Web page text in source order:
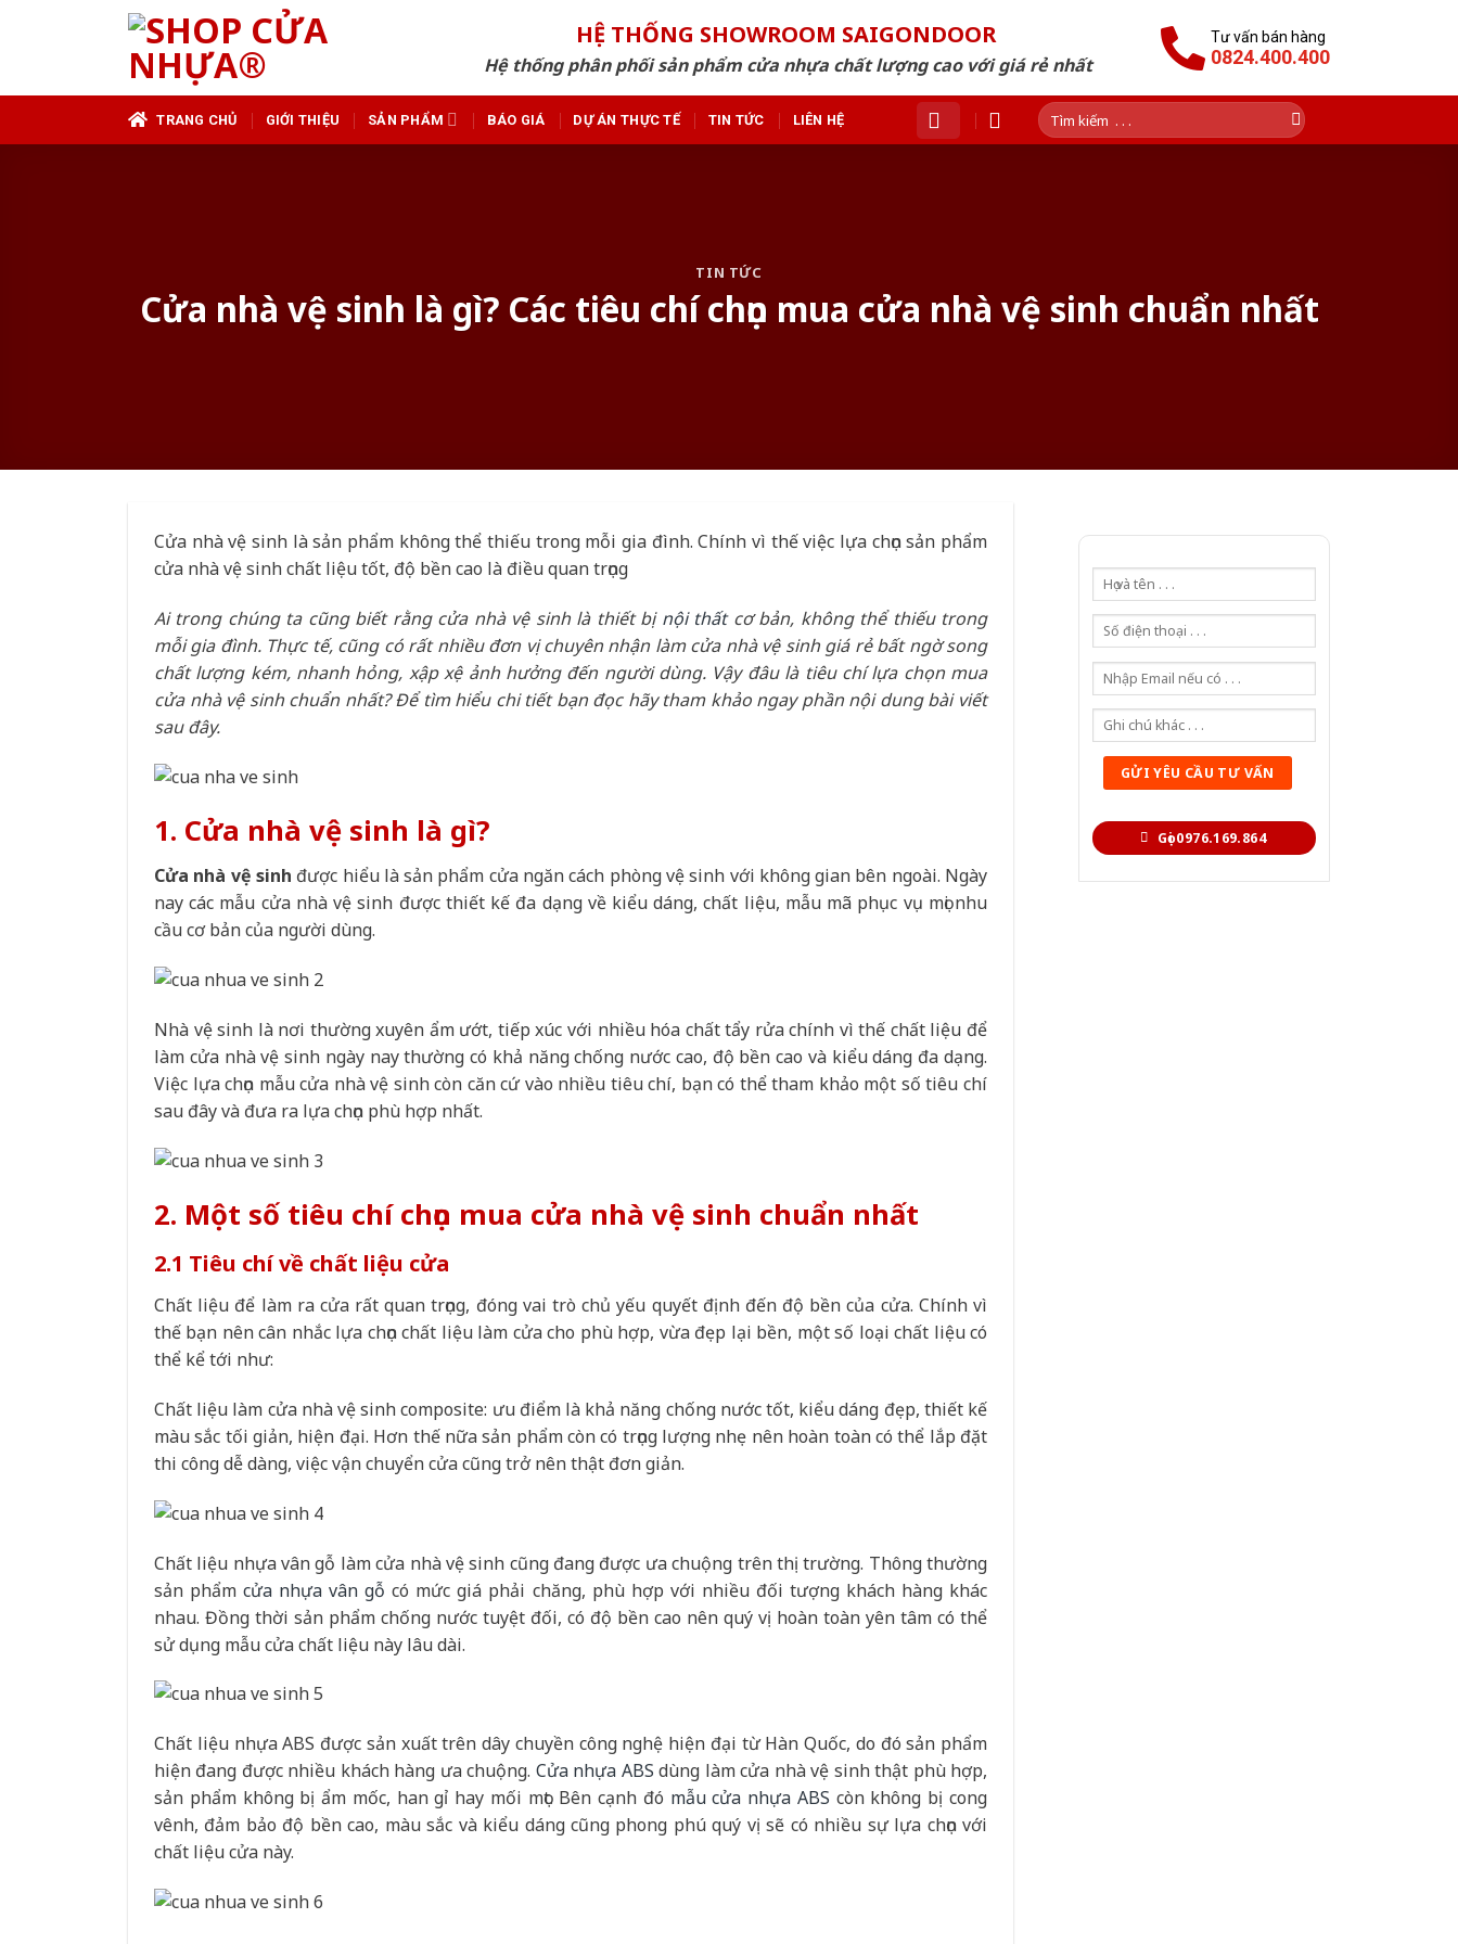
HỆ THỐNG SHOWROOM SAIGONDOOR
Hệ thống phân phối sản phẩm cửa nhựa chất lượng cao với giá rẻ nhất
Tư vấn bán hàng
0824.400.400
TRANG CHỦ GIỚI THIỆU SẢN PHẨM BÁO GIÁ DỰ ÁN THỰC TẾ TIN TỨC LIÊN HỆ
Tìm
kiếm:
TIN TỨC
Cửa nhà vệ sinh là gì? Các tiêu chí chọn mua cửa nhà vệ sinh chuẩn nhất
Cửa nhà vệ sinh là sản phẩm không thể thiếu trong mỗi gia đình. Chính vì thế việc lựa chọn sản phẩm
cửa nhà vệ sinh chất liệu tốt, độ bền cao là điều quan trọng
Ai trong chúng ta cũng biết rằng cửa nhà vệ sinh là thiết bị nội thấtcơ bản, không thể thiếu trong
mỗi gia đình. Thực tế, cũng có rất nhiều đơn vị chuyên nhận làm cửa nhà vệ sinh giá rẻ bất ngờ song
chất lượng kém, nhanh hỏng, xập xệ ảnh hưởng đến người dùng. Vậy đâu là tiêu chí lựa chọn mua
cửa nhà vệ sinh chuẩn nhất? Để tìm hiểu chi tiết bạn đọc hãy tham khảo ngay phần nội dung bài viết
sau đây.
1. Cửa nhà vệ sinh là gì?
Cửa nhà vệ sinh được hiểu là sản phẩm cửa ngăn cách phòng vệ sinh với không gian bên ngoài. Ngày
nay các mẫu cửa nhà vệ sinh được thiết kế đa dạng về kiểu dáng, chất liệu, mẫu mã phục vụ mọi nhu
cầu cơ bản của người dùng.
Nhà vệ sinh là nơi thường xuyên ẩm ướt, tiếp xúc với nhiều hóa chất tẩy rửa chính vì thế chất liệu để
làm cửa nhà vệ sinh ngày nay thường có khả năng chống nước cao, độ bền cao và kiểu dáng đa dạng.
Việc lựa chọn mẫu cửa nhà vệ sinh còn căn cứ vào nhiều tiêu chí, bạn có thể tham khảo một số tiêu chí
sau đây và đưa ra lựa chọn phù hợp nhất.
2. Một số tiêu chí chọn mua cửa nhà vệ sinh chuẩn nhất
2.1 Tiêu chí về chất liệu cửa
Chất liệu để làm ra cửa rất quan trọng, đóng vai trò chủ yếu quyết định đến độ bền của cửa. Chính vì
thế bạn nên cân nhắc lựa chọn chất liệu làm cửa cho phù hợp, vừa đẹp lại bền, một số loại chất liệu có
thể kể tới như:
Chất liệu làm cửa nhà vệ sinh composite: ưu điểm là khả năng chống nước tốt, kiểu dáng đẹp, thiết kế
màu sắc tối giản, hiện đại. Hơn thế nữa sản phẩm còn có trọng lượng nhẹ nên hoàn toàn có thể lắp đặt
thi công dễ dàng, việc vận chuyển cửa cũng trở nên thật đơn giản.
Chất liệu nhựa vân gỗ làm cửa nhà vệ sinh cũng đang được ưa chuộng trên thị trường. Thông thường
sản phẩmcửa nhựa vân gỗ có mức giá phải chăng, phù hợp với nhiều đối tượng khách hàng khác
nhau. Đồng thời sản phẩm chống nước tuyệt đối, có độ bền cao nên quý vị hoàn toàn yên tâm có thể
sử dụng mẫu cửa chất liệu này lâu dài.
Chất liệu nhựa ABS được sản xuất trên dây chuyền công nghệ hiện đại từ Hàn Quốc, do đó sản phẩm
hiện đang được nhiều khách hàng ưa chuộng. Cửa nhựa ABS dùng làm cửa nhà vệ sinh thật phù hợp,
sản phẩm không bị ẩm mốc, han gỉ hay mối mọt. Bên cạnh đó mẫu cửa nhựa ABS còn không bị cong
vênh, đảm bảo độ bền cao, màu sắc và kiểu dáng cũng phong phú quý vị sẽ có nhiều sự lựa chọn với
chất liệu cửa này.
Gọi 0976.169.864